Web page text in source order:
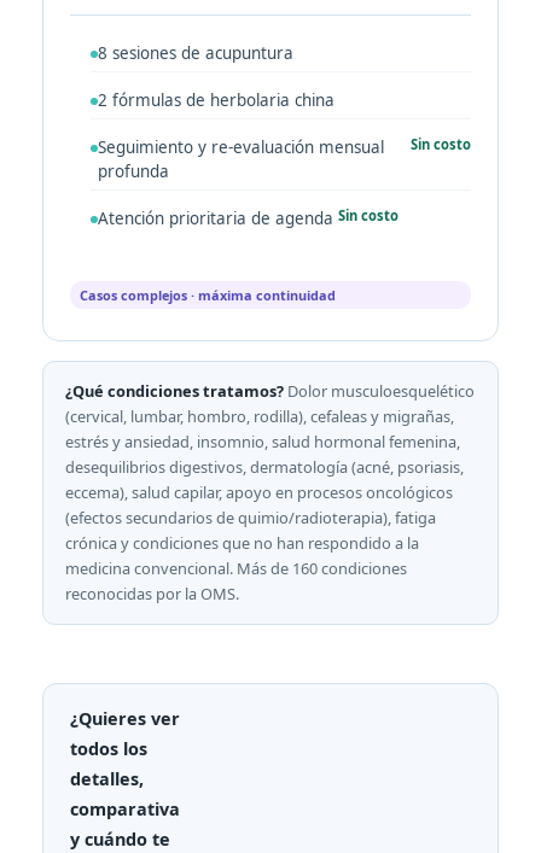
8 sesiones de acupuntura
2 fórmulas de herbolaria china
Seguimiento y re-evaluación mensual
profunda
Sin costo
Atención prioritaria de agenda Sin costo
Casos complejos · máxima continuidad
¿Qué condiciones tratamos? Dolor musculoesquelético
(cervical, lumbar, hombro, rodilla), cefaleas y migrañas,
estrés y ansiedad, insomnio, salud hormonal femenina,
desequilibrios digestivos, dermatología (acné, psoriasis,
eccema), salud capilar, apoyo en procesos oncológicos
(efectos secundarios de quimio/radioterapia), fatiga
crónica y condiciones que no han respondido a la
medicina convencional. Más de 160 condiciones
reconocidas por la OMS.
¿Quieres ver
todos los
detalles,
comparativa
y cuándo te